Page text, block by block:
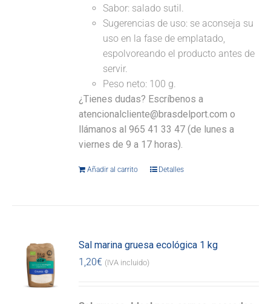
Sabor: salado sutil.
Sugerencias de uso: se aconseja su
uso en la fase de emplatado,
espolvoreando el producto antes de
servir.
Peso neto: 100 g.
¿Tienes dudas? Escríbenos a
atencionalcliente@brasdelport.com o
llámanos al 965 41 33 47 (de lunes a
viernes de 9 a 17 horas).
Añadir al carrito Detalles
Sal marina gruesa ecológica 1 kg
1,20€ (IVA incluido)